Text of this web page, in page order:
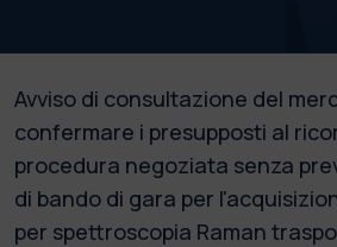
Avviso di consultazione del
confermare i presupposti al
procedura negoziata senza
di bando di gara per
per spettroscopia Raman